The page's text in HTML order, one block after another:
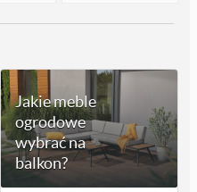
Jakie meble
ogrodowe
wybrać na
balkon?